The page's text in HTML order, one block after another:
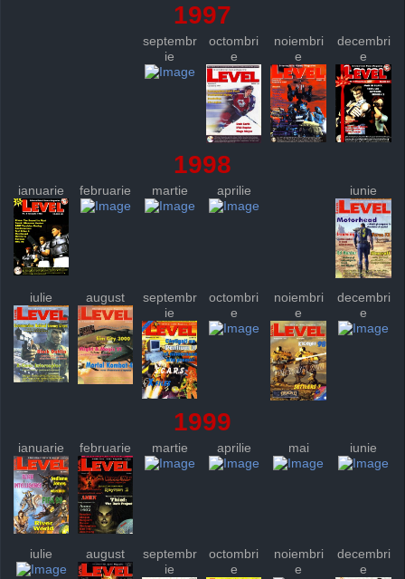
1997
septembr
ie
octombri
e
noiembri
e
decembri
e
1998
ianuarie februarie martie aprilie iunie
iulie august
septembr
ie
octombri
e
noiembri
e
decembri
e
1999
ianuarie februarie martie aprilie mai iunie
iulie august
septembr
ie
octombri
e
noiembri
e
decembri
e